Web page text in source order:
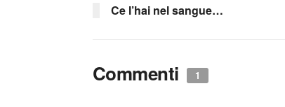
Ce l’hai nel sangue…
Commenti 1